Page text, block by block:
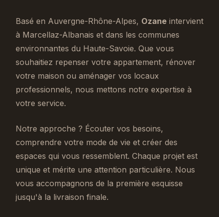
Basé en Auvergne-Rhône-Alpes, Ozane intervient
à Marcellaz-Albanais et dans les communes
environnantes du Haute-Savoie. Que vous
souhaitiez repenser votre appartement, rénover
votre maison ou aménager vos locaux
professionnels, nous mettons notre expertise à
votre service.
Notre approche ? Écouter vos besoins,
comprendre votre mode de vie et créer des
espaces qui vous ressemblent. Chaque projet est
unique et mérite une attention particulière. Nous
vous accompagnons de la première esquisse
jusqu'à la livraison finale.